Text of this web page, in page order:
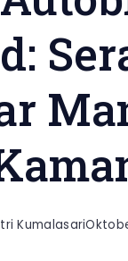
Kumalasari